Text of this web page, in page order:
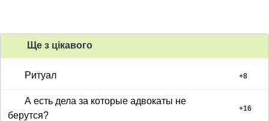
Ще з цiкавого
Ритуал +8
А есть дела за которые адвокаты не
берутся?
+16